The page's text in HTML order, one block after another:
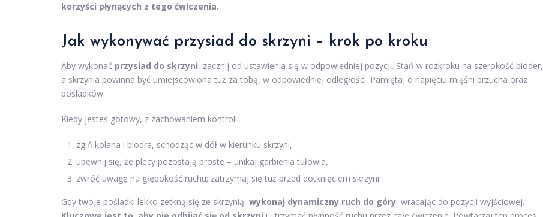
korzyści płynących z tego ćwiczenia.
Jak wykonywać przysiad do skrzyni – krok po kroku
Aby wykonać przysiad do skrzyni, zacznij od ustawienia się w odpowiedniej pozycji. Stań w rozkroku na szerokość bioder,
a skrzynia powinna być umiejscowiona tuż za tobą, w odpowiedniej odległości. Pamiętaj o napięciu mięśni brzucha oraz
pośladków.
Kiedy jesteś gotowy, z zachowaniem kontroli:
zgiń kolana i biodra, schodząc w dół w kierunku skrzyni,
upewnij się, że plecy pozostają proste – unikaj garbienia tułowia,
zwróć uwagę na głębokość ruchu; zatrzymaj się tuż przed dotknięciem skrzyni.
Gdy twoje pośladki lekko zetkną się ze skrzynią, wykonaj dynamiczny ruch do góry, wracając do pozycji wyjściowej.